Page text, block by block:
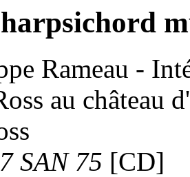
Rameau -
au château
SAN 75 [CD]